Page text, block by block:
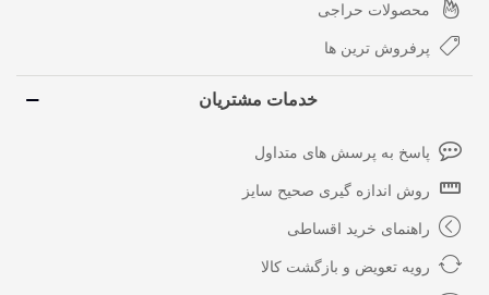
محصولات حراجی
پرفروش ترین ها
خدمات مشتریان
پاسخ به پرسش های متداول
روش اندازه گیری صحیح سایز
راهنمای خرید اقساطی
رویه تعویض و بازگشت کالا